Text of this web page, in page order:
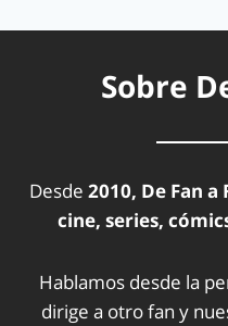
Sobre
Desde 2010, De Fan a
cine, series,
Hablamos desde la
dirige a otro fan y